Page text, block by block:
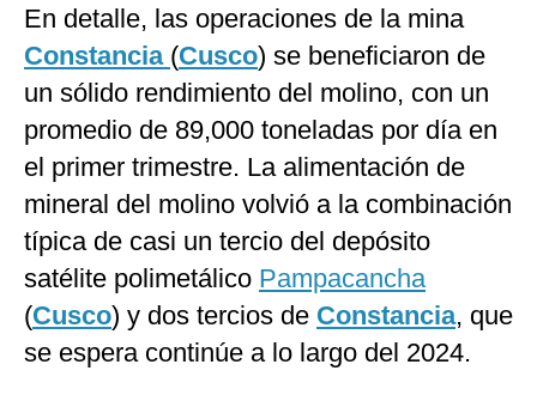
En detalle, las operaciones de la mina
Constancia (Cusco) se beneficiaron de
un sólido rendimiento del molino, con un
promedio de 89,000 toneladas por día en
el primer trimestre. La alimentación de
mineral del molino volvió a la combinación
típica de casi un tercio del depósito
satélite polimetálico Pampacancha
(Cusco) y dos tercios de Constancia, que
se espera continúe a lo largo del 2024.